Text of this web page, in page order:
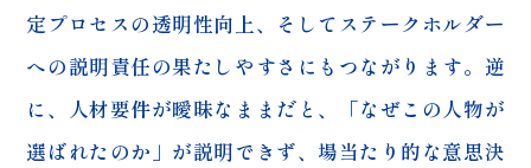
定プロセスの透明性向上、そしてステークホルダー
への説明責任の果たしやすさにもつながります。逆
に、人材要件が曖昧なままだと、「なぜこの人物が
選ばれたのか」が説明できず、場当たり的な意思決